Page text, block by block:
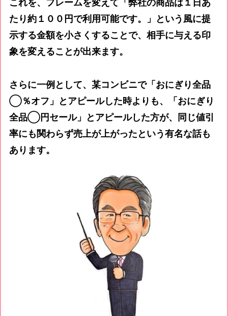
これを、フレームを変えて「弊社の商品は１日あ
たり約１００円で利用可能です。」という風に提
示する金額を小さくすることで、相手に与える印
象を変えることが出来ます。
さらに一例として、某コンビニで「おにぎり全品
◯％オフ」とアピールした時よりも、「おにぎり
全品◯円セール」とアピールした方が、同じ値引
率にも関わらず売上が上がったという有名な話も
あります。